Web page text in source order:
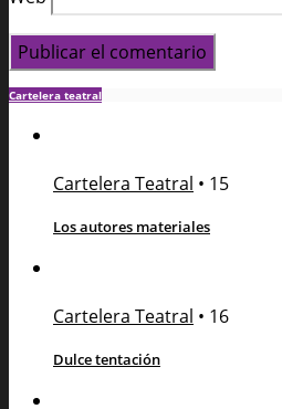
Cartelera teatral
Cartelera Teatral • 15
Los autores materiales
Cartelera Teatral • 16
Dulce tentación